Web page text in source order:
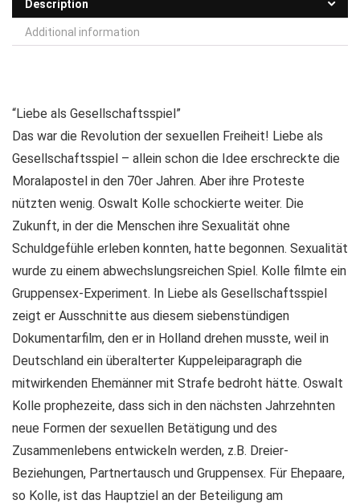
Description
Additional information
“Liebe als Gesellschaftsspiel”
Das war die Revolution der sexuellen Freiheit! Liebe als
Gesellschaftsspiel – allein schon die Idee erschreckte die
Moralapostel in den 70er Jahren. Aber ihre Proteste
nützten wenig. Oswalt Kolle schockierte weiter. Die
Zukunft, in der die Menschen ihre Sexualität ohne
Schuldgefühle erleben konnten, hatte begonnen. Sexualität
wurde zu einem abwechslungsreichen Spiel. Kolle filmte ein
Gruppensex-Experiment. In Liebe als Gesellschaftsspiel
zeigt er Ausschnitte aus diesem siebenstündigen
Dokumentarfilm, den er in Holland drehen musste, weil in
Deutschland ein überalterter Kuppeleiparagraph die
mitwirkenden Ehemänner mit Strafe bedroht hätte. Oswalt
Kolle prophezeite, dass sich in den nächsten Jahrzehnten
neue Formen der sexuellen Betätigung und des
Zusammenlebens entwickeln werden, z.B. Dreier-
Beziehungen, Partnertausch und Gruppensex. Für Ehepaare,
so Kolle, ist das Hauptziel an der Beteiligung am